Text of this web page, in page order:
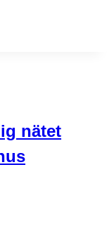
nätet